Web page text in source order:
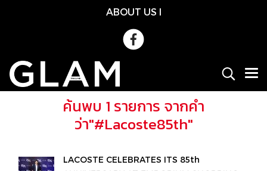
ABOUT US l
ค้นพบ 1 รายการ จากคำ
ว่า"#Lacoste85th"
LACOSTE CELEBRATES ITS 85th